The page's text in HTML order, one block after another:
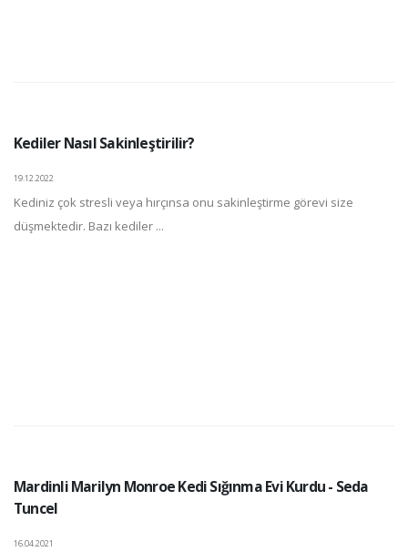
Kediler Nasıl Sakinleştirilir?
19.12.2022
Kediniz çok stresli veya hırçınsa onu sakinleştirme görevi size
düşmektedir. Bazı kediler ...
Mardinli Marilyn Monroe Kedi Sığınma Evi Kurdu - Seda
Tuncel
16.04.2021